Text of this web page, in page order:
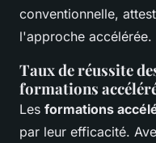
conventionnelle,
l'approche accélérée.
Taux de réussite
formations
Les formations
par leur efficacité.